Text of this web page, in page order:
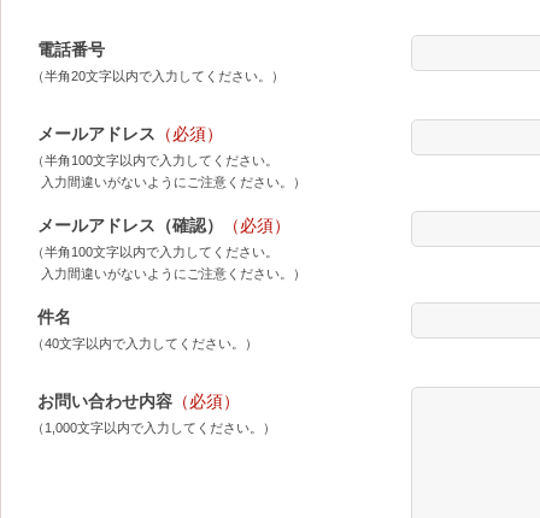
電話番号
（半角20文字以内で入力してください。）
メールアドレス （必須）
（半角100文字以内で入力してください。
入力間違いがないようにご注意ください。）
メールアドレス（確認） （必須）
（半角100文字以内で入力してください。
入力間違いがないようにご注意ください。）
件名
（40文字以内で入力してください。）
お問い合わせ内容 （必須）
（1,000文字以内で入力してください。）